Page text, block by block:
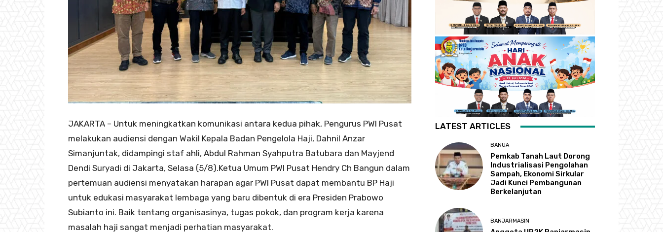
JAKARTA – Untuk meningkatkan komunikasi antara kedua pihak, Pengurus PWI Pusat
melakukan audiensi dengan Wakil Kepala Badan Pengelola Haji, Dahnil Anzar
Simanjuntak, didampingi staf ahli, Abdul Rahman Syahputra Batubara dan Mayjend
Dendi Suryadi di Jakarta, Selasa (5/8).Ketua Umum PWI Pusat Hendry Ch Bangun dalam
pertemuan audiensi menyatakan harapan agar PWI Pusat dapat membantu BP Haji
untuk edukasi masyarakat lembaga yang baru dibentuk di era Presiden Prabowo
Subianto ini. Baik tentang organisasinya, tugas pokok, dan program kerja karena
masalah haji sangat menjadi perhatian masyarakat.
LATEST ARTICLES
BANUA
Pemkab Tanah Laut Dorong
Industrialisasi Pengolahan
Sampah, Ekonomi Sirkular
Jadi Kunci Pembangunan
Berkelanjutan
BANJARMASIN